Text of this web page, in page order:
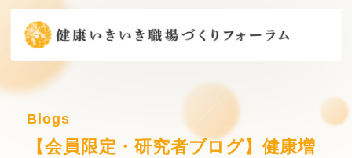
Blogs
【会員限定・研究者ブログ】健康増